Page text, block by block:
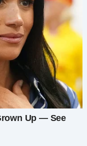
просто
унимался. Я
одно
двух
и я
Во мне
починить, как
не ушла. Я
исправить